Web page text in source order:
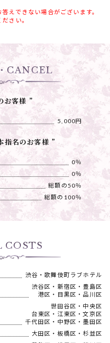
えできない場合がございます。
さい。
CANCEL
お客様 ”
5,000円
指名のお客様 ”
0％
0％
総額の50％
総額の100％
COSTS
渋谷・歌舞伎町ラブホテル
渋谷区・新宿区・豊島区
港区・目黒区・品川区
世田谷区・中央区
台東区・江東区・文京区
千代田区・中野区・墨田区
大田区・板橋区・杉並区